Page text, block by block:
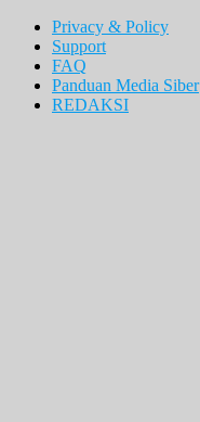
Privacy & Policy
Support
FAQ
Panduan Media Siber
REDAKSI